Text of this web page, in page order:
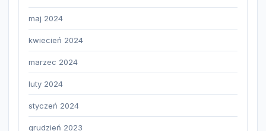
maj 2024
kwiecień 2024
marzec 2024
luty 2024
styczeń 2024
grudzień 2023